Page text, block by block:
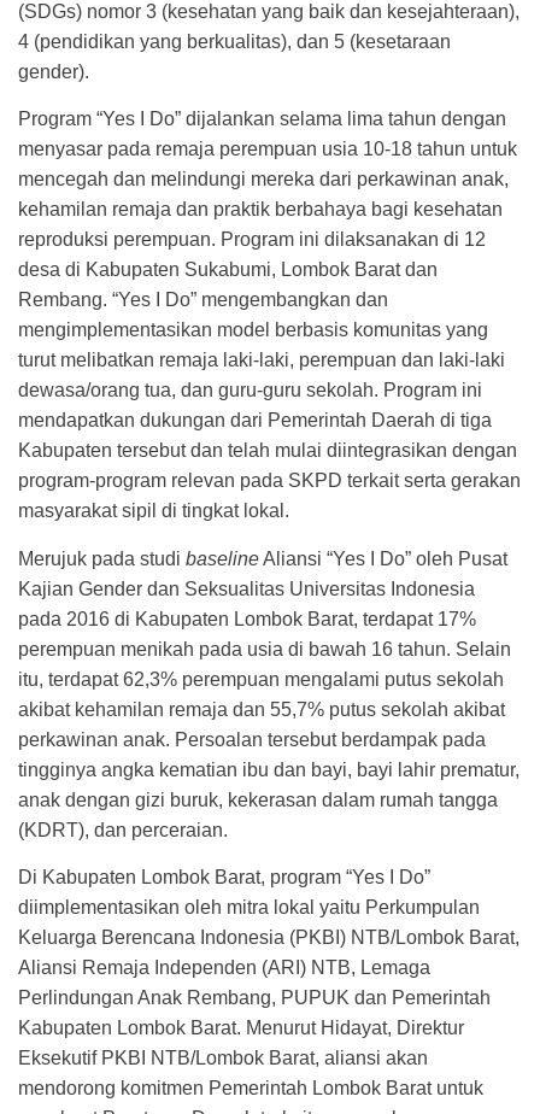
(SDGs) nomor 3 (kesehatan yang baik dan kesejahteraan),
4 (pendidikan yang berkualitas), dan 5 (kesetaraan
gender).
Program “Yes I Do” dijalankan selama lima tahun dengan
menyasar pada remaja perempuan usia 10-18 tahun untuk
mencegah dan melindungi mereka dari perkawinan anak,
kehamilan remaja dan praktik berbahaya bagi kesehatan
reproduksi perempuan. Program ini dilaksanakan di 12
desa di Kabupaten Sukabumi, Lombok Barat dan
Rembang. “Yes I Do” mengembangkan dan
mengimplementasikan model berbasis komunitas yang
turut melibatkan remaja laki-laki, perempuan dan laki-laki
dewasa/orang tua, dan guru-guru sekolah. Program ini
mendapatkan dukungan dari Pemerintah Daerah di tiga
Kabupaten tersebut dan telah mulai diintegrasikan dengan
program-program relevan pada SKPD terkait serta gerakan
masyarakat sipil di tingkat lokal.
Merujuk pada studi baselineAliansi “Yes I Do” oleh Pusat
Kajian Gender dan Seksualitas Universitas Indonesia
pada 2016 di Kabupaten Lombok Barat, terdapat 17%
perempuan menikah pada usia di bawah 16 tahun. Selain
itu, terdapat 62,3% perempuan mengalami putus sekolah
akibat kehamilan remaja dan 55,7% putus sekolah akibat
perkawinan anak. Persoalan tersebut berdampak pada
tingginya angka kematian ibu dan bayi, bayi lahir prematur,
anak dengan gizi buruk, kekerasan dalam rumah tangga
(KDRT), dan perceraian.
Di Kabupaten Lombok Barat, program “Yes I Do”
diimplementasikan oleh mitra lokal yaitu Perkumpulan
Keluarga Berencana Indonesia (PKBI) NTB/Lombok Barat,
Aliansi Remaja Independen (ARI) NTB, Lemaga
Perlindungan Anak Rembang, PUPUK dan Pemerintah
Kabupaten Lombok Barat. Menurut Hidayat, Direktur
Eksekutif PKBI NTB/Lombok Barat, aliansi akan
mendorong komitmen Pemerintah Lombok Barat untuk